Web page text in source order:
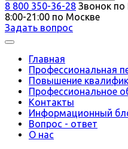
8 800 350-36-28 Звонок по
8:00-21:00 по Москве
Задать вопрос
Главная
Профессиональная
Повышение
Профессиональное
Контакты
Информационный
Вопрос - ответ
О нас